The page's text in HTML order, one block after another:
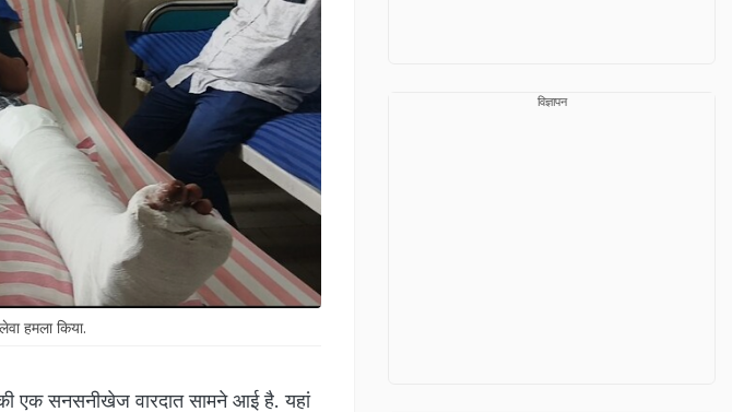
हमला किया.
एक सनसनीखेज वारदात सामने आई है. यहां
विज्ञापन